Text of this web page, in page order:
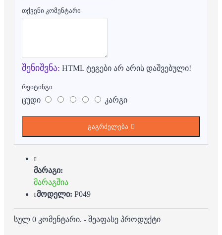
თქვენი კომენტარი
შენიშვნა: HTML ტეგები არ არის დაშვებული!
რეიტინგი
ცუდი კარგი
გაგრძელება
მარაგი:
მარაგშია
მოდელი: P049
სულ 0 კომენტარი. - შეაფასე პროდუქტი